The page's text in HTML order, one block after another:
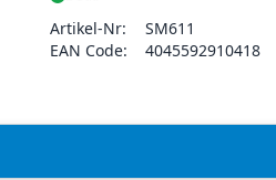
Artikel-Nr:
SM611
EAN Code:
4045592910418